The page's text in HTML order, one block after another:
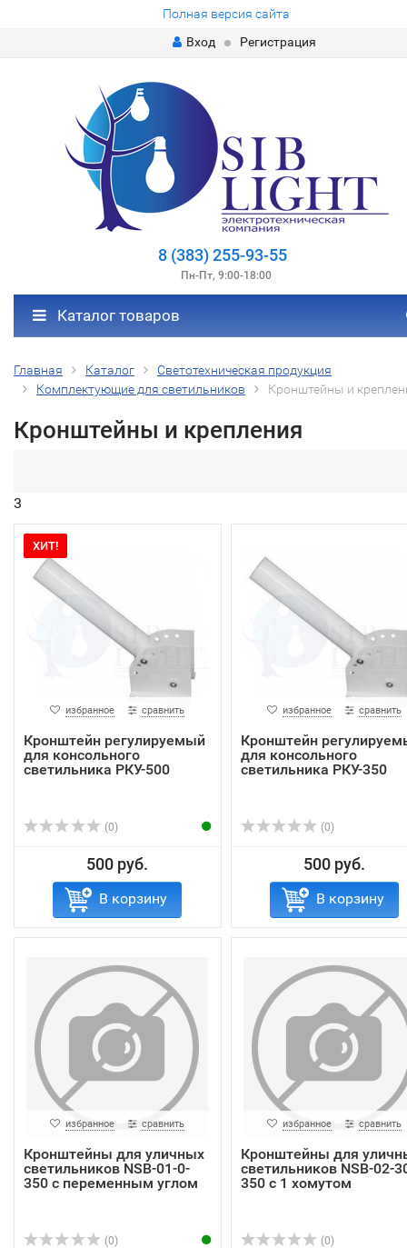
Полная версия сайта
Вход
Регистрация
8 (383) 255-93-55
Пн-Пт, 9:00-18:00
Каталог товаров
Главная Каталог
Светотехническая продукция
Комплектующие для светильников
Кронштейны и
Кронштейны и крепления
3
ХИТ!
избранное сравнить
Кронштейн регулируемый
для консольного
светильника РКУ-500
(0)
500 руб.
В корзину
избранное сравнить
Кронштейн
для консольного
светильника РКУ-350
(0)
500 руб.
В корзину
избранное сравнить
Кронштейны для уличных
светильников NSB-01-0-
350 с переменным углом
(0)
избранное сравнить
Кронштейны для
светильников NSB-02-
350 с 1 хомутом
(0)